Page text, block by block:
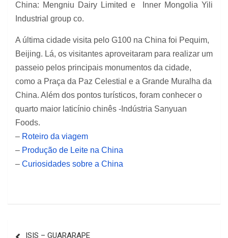
China: Mengniu Dairy Limited e Inner Mongolia Yili
Industrial group co.
A última cidade visita pelo G100 na China foi Pequim,
Beijing. Lá, os visitantes aproveitaram para realizar um
passeio pelos principais monumentos da cidade,
como a Praça da Paz Celestial e a Grande Muralha da
China. Além dos pontos turísticos, foram conhecer o
quarto maior laticínio chinês -Indústria Sanyuan
Foods.
– Roteiro da viagem
– Produção de Leite na China
– Curiosidades sobre a China
ISIS – GUARARAPE